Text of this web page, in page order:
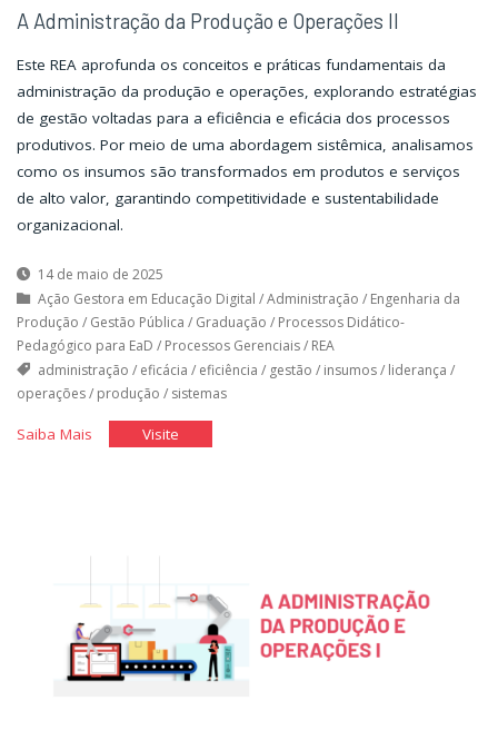
A Administração da Produção e Operações II
Este REA aprofunda os conceitos e práticas fundamentais da
administração da produção e operações, explorando estratégias
de gestão voltadas para a eficiência e eficácia dos processos
produtivos. Por meio de uma abordagem sistêmica, analisamos
como os insumos são transformados em produtos e serviços
de alto valor, garantindo competitividade e sustentabilidade
organizacional.
14 de maio de 2025
Ação Gestora em Educação Digital /Administração / Engenharia da
Produção / Gestão Pública / Graduação / Processos Didático-
Pedagógico para EaD / Processos Gerenciais/ REA
administração / eficácia / eficiência / gestão / insumos/ liderança /
operações/ produção / sistemas
Saiba Mais"A
Visite"A
II"